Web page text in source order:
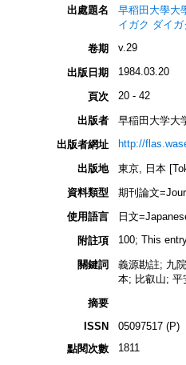
出處題名
早稻田大學大
イガク ダイ
卷期
v.29
出版日期 1984.03.20
頁次 20 - 42
出版者
早稲田大学大
出版者網址
http://
出版地
東京, 日本
資料類型
期刊論文
使用語言
日文
附註項
100; This
關鍵詞
義源勘註; 九
本; 比叡山; 平
摘要
ISSN
05097517 (P)
點閱次數
1811